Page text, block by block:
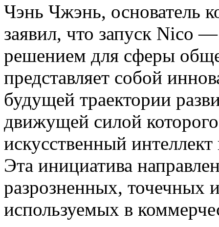
Чэнь Чжэнь, основатель
заявил, что запуск Nico
решением для сферы
представляет собой
будущей траектории
движущей силой
искусственный
Эта инициатива
разрозненных, точечных
используемых в